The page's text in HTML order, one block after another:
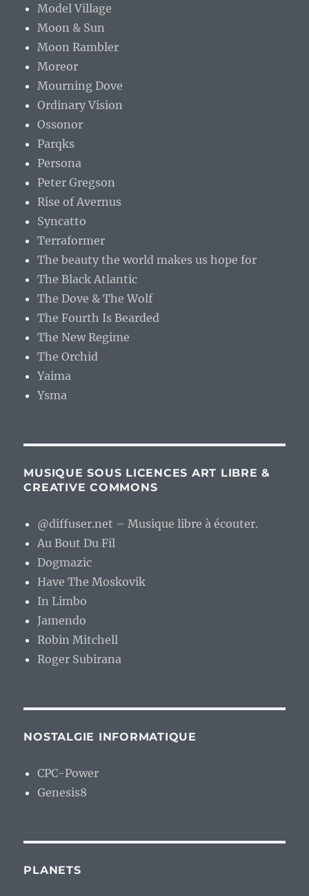
Model Village
Moon & Sun
Moon Rambler
Moreor
Mourning Dove
Ordinary Vision
Ossonor
Parqks
Persona
Peter Gregson
Rise of Avernus
Syncatto
Terraformer
The beauty the world makes us hope for
The Black Atlantic
The Dove & The Wolf
The Fourth Is Bearded
The New Regime
The Orchid
Yaima
Ysma
MUSIQUE SOUS LICENCES ART LIBRE &
CREATIVE COMMONS
@diffuser.net – Musique libre à écouter.
Au Bout Du Fil
Dogmazic
Have The Moskovik
In Limbo
Jamendo
Robin Mitchell
Roger Subirana
NOSTALGIE INFORMATIQUE
CPC-Power
Genesis8
PLANETS